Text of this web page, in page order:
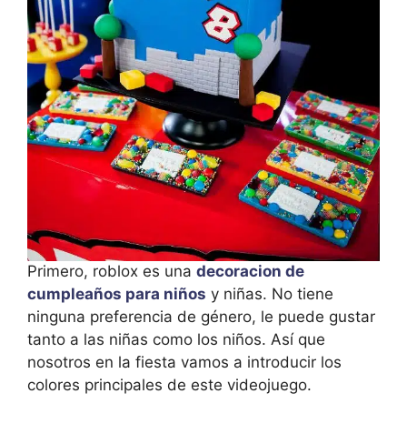
Primero, roblox es una decoracion de
cumpleaños para niños y niñas. No tiene
ninguna preferencia de género, le puede gustar
tanto a las niñas como los niños. Así que
nosotros en la fiesta vamos a introducir los
colores principales de este videojuego.